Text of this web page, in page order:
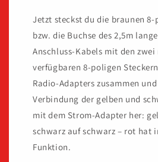
Jetzt steckst du die braunen
bzw. die Buchse des 2,5m
Anschluss-Kabels mit den zwei
verfügbaren 8-poligen
Radio-Adapters zusammen
Verbindung der gelben und
mit dem Strom-Adapter her:
schwarz auf schwarz – rot hat
Funktion.